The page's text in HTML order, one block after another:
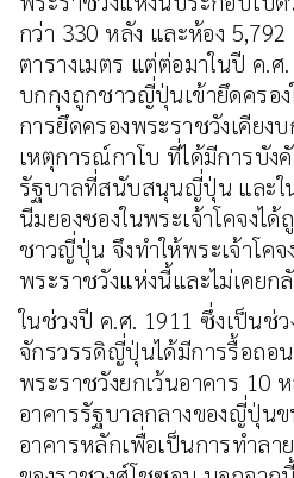
กว่า 330 หลัง และห้อง
ตารางเมตร แต่ต่อมาในปี ค.ศ
บกกุงถูกชาวญี่ปุ่นเข้ายึดครอ
การยึดครองพระราชวังเคียง
เหตุการณ์กาโบ ที่ได้มีการบัง
รัฐบาลที่สนับสนุนญี่ปุ่น และใ
นีมยองซองในพระเจ้าโคจงไ
ชาวญี่ปุ่น จึงทำให้พระเจ้าโคจ
พระราชวังแห่งนี้และไม่เคยก
ในช่วงปี ค.ศ. 1911 ซึ่งเป็นช่
จักรวรรดิญี่ปุ่นได้มีการรื้อถอ
พระราชวังยกเว้นอาคาร 10
อาคารรัฐบาลกลางของญี่ปุ่น
อาคารหลักเพื่อเป็นการทำล